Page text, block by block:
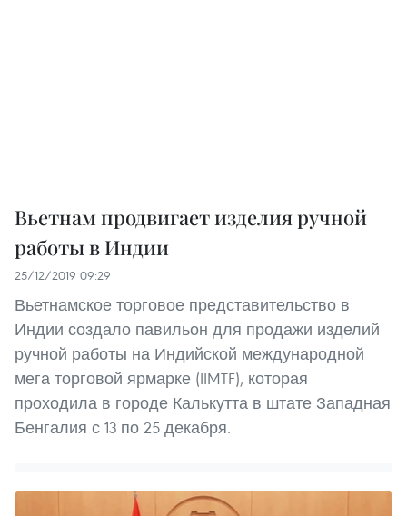
Вьетнам продвигает изделия ручной
работы в Индии
25/12/2019 09:29
Вьетнамское торговое представительство в
Индии создало павильон для продажи изделий
ручной работы на Индийской международной
мега торговой ярмарке (IIMTF), которая
проходила в городе Калькутта в штате Западная
Бенгалия с 13 по 25 декабря.